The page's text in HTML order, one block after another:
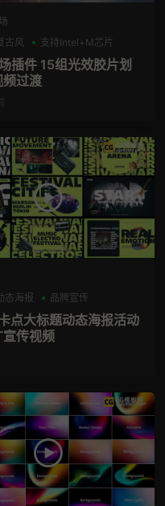
古风 支持Intel+M芯片
插件 15组光效胶片划
过渡
态海报 品牌宣传
点大标题动态海报活动
传视频